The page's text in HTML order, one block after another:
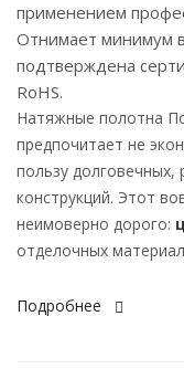
применением
Отнимает минимум
подтверждена
RoHS.
Натяжные полотна
предпочитает не
пользу
конструкций. Этот
неимоверно дорого:
отделочных
Подробнее